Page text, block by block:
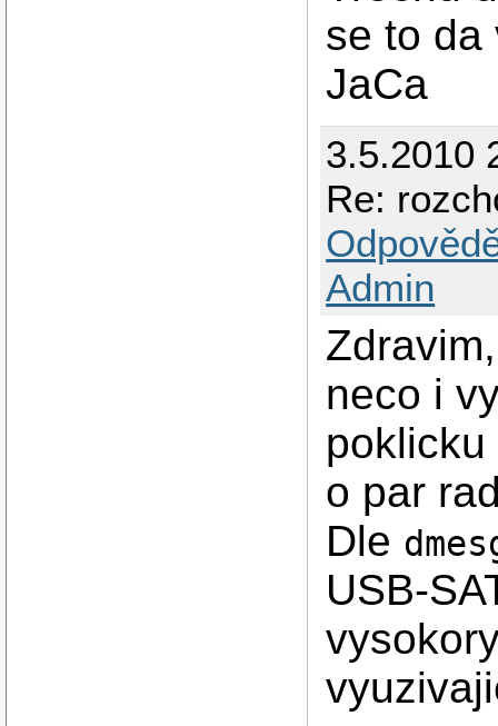
se to da
JaCa
3.5.2010
Re:
Admin
neco i
o par
Dle
USB-